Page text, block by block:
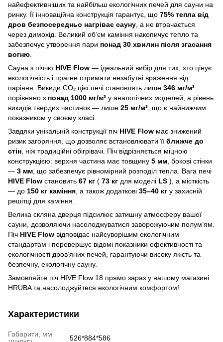
найефективніших та найбільш екологічних печей для сауни на
ринку. Її інноваційна конструкція гарантує, що 75% тепла від
дров безпосередньо нагріває сауну, а не втрачається
через димохід. Великий об’єм каміння накопичує тепло та
забезпечує утворення пари понад 30 хвилин після згасання
вогню.
Сауна з піччю HIVE Flow — ідеальний вибір для тих, хто цінує
екологічність і прагне отримати незабутні враження від
паріння. Викиди CO₂ цієї печі становлять лише 346 мг/м³
порівняно з понад 1000 мг/м³ у аналогічних моделей, а рівень
викидів твердих частинок — лише 25 мг/м³, що є найнижчим
показником у своєму класі.
Завдяки унікальній конструкції піч HIVE Flow має знижений
ризик загоряння, що дозволяє встановлювати її ближче до
стін, ніж традиційні обігрівачі. Піч відрізняється міцною
конструкцією: верхня частина має товщину 5 мм, бокові стінки
— 3 мм, що забезпечує рівномірний розподіл тепла. Вага печі
HIVE Flow становить 67 кг ( 73 кг для моделі LS ), а місткість
— до 150 кг каміння, а також додаткові 35–40 кг у захисній
решітці для каміння.
Велика скляна дверця підсилює затишну атмосферу вашої
сауни, дозволяючи насолоджуватися заворожуючим полум’ям.
Піч HIVE Flow відповідає найсуворішим екологічним
стандартам і перевершує відомі показники ефективності та
екологічності дров’яних печей, гарантуючи високу якість та
безпечну, екологічну сауну.
Замовляйте піч HIVE Flow 18 прямо зараз у нашому магазині
HRUBA та насолоджуйтеся екологічним комфортом!
Характеристики
Габарити, мм
526*884*586